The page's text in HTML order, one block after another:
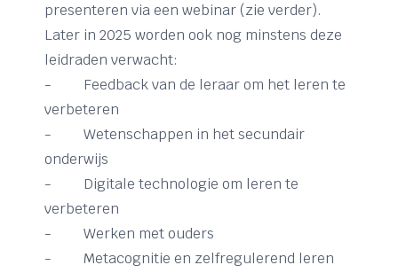
presenteren via een webinar (zie verder).
Later in 2025 worden ook nog minstens deze
leidraden verwacht:
- Feedback van de leraar om het leren te
verbeteren
- Wetenschappen in het secundair
onderwijs
- Digitale technologie om leren te
verbeteren
- Werken met ouders
- Metacognitie en zelfregulerend leren